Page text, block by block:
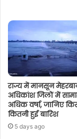
राज्य में मानसून
अधिकांश जिलों में
अधिक वर्षा, जानिए
कितनी हुई बारिश
5 days ago